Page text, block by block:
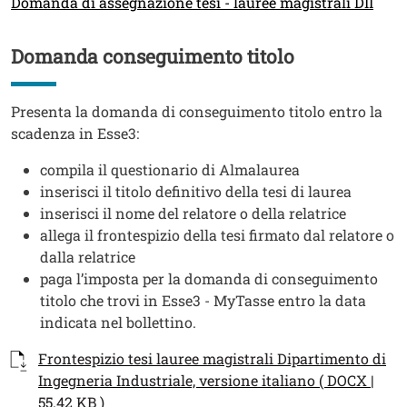
Titolo
Domanda conseguimento titolo
Testo
Presenta la domanda di conseguimento titolo entro la
scadenza in Esse3:
compila il questionario di Almalaurea
inserisci il titolo definitivo della tesi di laurea
inserisci il nome del relatore o della relatrice
allega il frontespizio della tesi firmato dal relatore o
dalla relatrice
paga l’imposta per la domanda di conseguimento
titolo che trovi in Esse3 - MyTasse entro la data
indicata nel bollettino.
Documenti
Documento
Frontespizio tesi lauree magistrali Dipartimento di
Ingegneria Industriale, versione italiano ( DOCX |
55.42 KB )